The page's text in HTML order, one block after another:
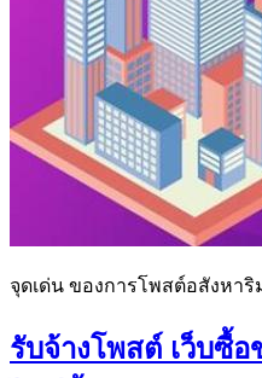
จุดเด่น ของการโพสต์อสังหา
รับจ้างโพสต์ เว็บซื้อ